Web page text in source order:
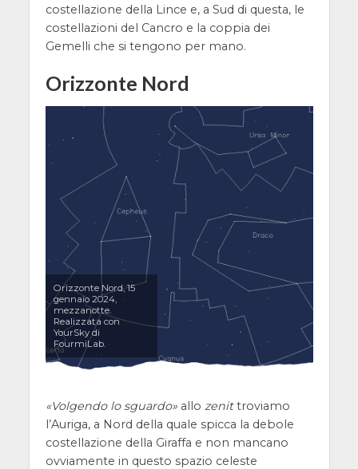
costellazione della Lince e, a Sud di questa, le
costellazioni del Cancro e la coppia dei
Gemelli che si tengono per mano.
Orizzonte Nord
Orizzonte Nord, 15
gennaio 2024,
mezzanotte.
Realizzata con
YourSky di
FourmiLab.
Volgendo lo sguardo allo zenittroviamo
l’Auriga, a Nord della quale spicca la debole
costellazione della Giraffa e non mancano
ovviamente in questo spazio celeste